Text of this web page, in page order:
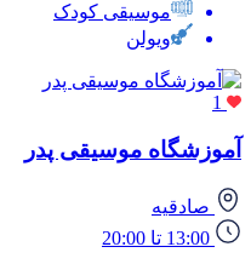
موسیقی کودک
ویولن
1
آموزشگاه موسیقی پدر
صادقیه
13:00 تا 20:00